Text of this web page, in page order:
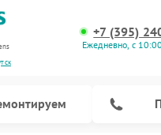
+7 (395)
Ежедневно, с